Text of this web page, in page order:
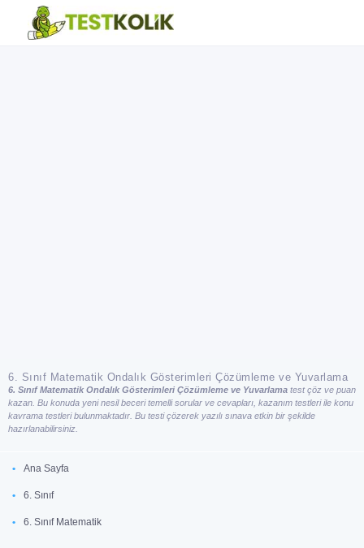
6. Sınıf Matematik Ondalık Gösterimleri Çözümleme ve Yuvarlama
6. Sınıf Matematik Ondalık Gösterimleri Çözümleme ve Yuvarlama test çöz ve puan
kazan. Bu konuda yeni nesil beceri temelli sorular ve cevapları, kazanım testleri ile konu
kavrama testleri bulunmaktadır. Bu testi çözerek yazılı sınava etkin bir şekilde
hazırlanabilirsiniz.
Ana Sayfa
6. Sınıf
6. Sınıf Matematik